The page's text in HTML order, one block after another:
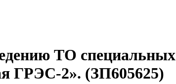
ТО специальных
ГРЭС-2». (ЗП605625)